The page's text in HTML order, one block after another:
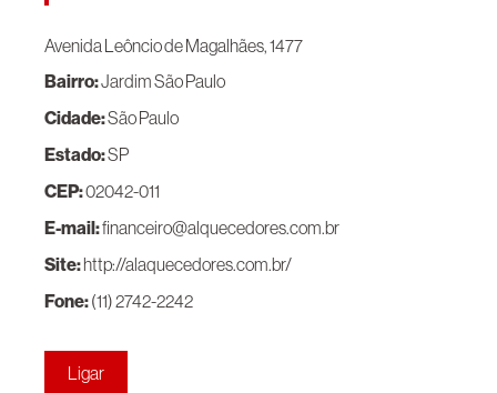
Avenida Leôncio de Magalhães, 1477
Bairro:Jardim São Paulo
Cidade:São Paulo
Estado:SP
CEP:02042-011
E-mail:financeiro@alquecedores.com.br
Site:http://alaquecedores.com.br/
Fone:(11) 2742-2242
Ligar